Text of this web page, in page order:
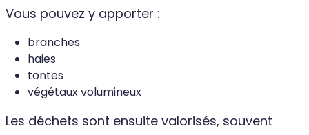
Vous pouvez y apporter :
branches
haies
tontes
végétaux volumineux
Les déchets sont ensuite valorisés, souvent